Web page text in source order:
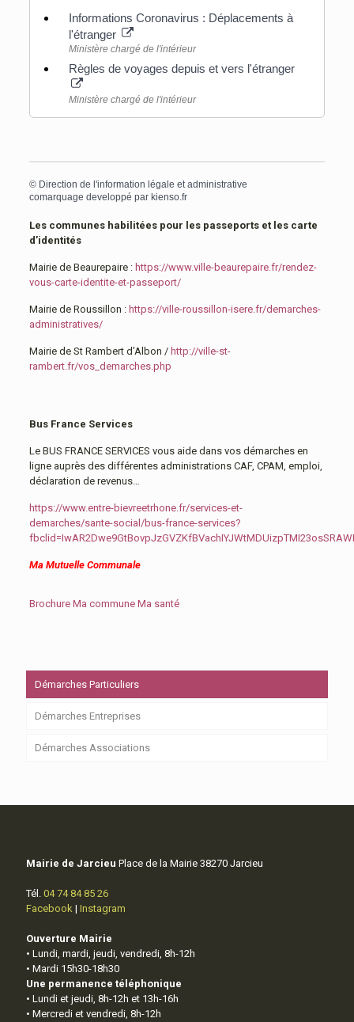
Informations Coronavirus : Déplacements à
l'étranger
Ministère chargé de l'intérieur
Règles de voyages depuis et vers l'étranger
Ministère chargé de l'intérieur
© Direction de l'information légale et administrative
comarquage developpé par kienso.fr
Les communes habilitées pour les passeports et les carte
d’identités
Mairie de Beaurepaire : https://www.ville-beaurepaire.fr/rendez-
vous-carte-identite-et-passeport/
Mairie de Roussillon : https://ville-roussillon-isere.fr/demarches-
administratives/
Mairie de St Rambert d’Albon / http://ville-st-
rambert.fr/vos_demarches.php
Bus France Services
Le BUS FRANCE SERVICES vous aide dans vos démarches en
ligne auprès des différentes administrations CAF, CPAM, emploi,
déclaration de revenus…
https://www.entre-bievreetrhone.fr/services-et-
demarches/sante-social/bus-france-services?
Ma Mutuelle Communale
Brochure Ma commune Ma santé
Démarches Particuliers
Démarches Entreprises
Démarches Associations
Mairie de Jarcieu Place de la Mairie 38270 Jarcieu
Tél. 04 74 84 85 26
Facebook | Instagram
Ouverture Mairie
• Lundi, mardi, jeudi, vendredi, 8h-12h
• Mardi 15h30-18h30
Une permanence téléphonique
• Lundi et jeudi, 8h-12h et 13h-16h
• Mercredi et vendredi, 8h-12h